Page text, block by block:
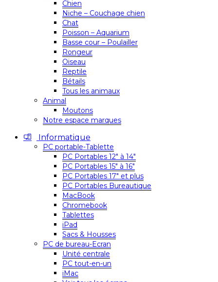
Chien
Niche – Couchage chien
Chat
Poisson – Aquarium
Basse cour – Poulailler
Rongeur
Oiseau
Reptile
Bétails
Tous les animaux
Animal
Moutons
Notre espace marques
Informatique
PC portable-Tablette
PC Portables 12″ à 14″
PC Portables 15″ à 16″
PC Portables 17″ et plus
PC Portables Bureautique
MacBook
Chromebook
Tablettes
iPad
Sacs & Housses
PC de bureau-Ecran
Unité centrale
PC tout-en-un
iMac